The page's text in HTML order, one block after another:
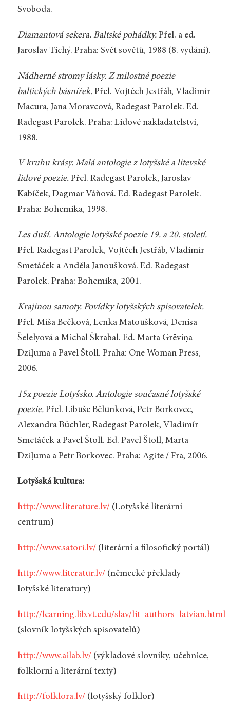
Svoboda.
Diamantová sekera. Baltské pohádky.Přel. a ed.
Jaroslav Tichý. Praha: Svět sovětů, 1988 (8. vydání).
Nádherné stromy lásky. Z milostné poezie
baltických básnířek.Přel. Vojtěch Jestřáb, Vladimír
Macura, Jana Moravcová, Radegast Parolek. Ed.
Radegast Parolek. Praha: Lidové nakladatelství,
1988.
V kruhu krásy. Malá antologie z lotyšské a litevské
lidové poezie.Přel. Radegast Parolek, Jaroslav
Kabíček, Dagmar Váňová. Ed. Radegast Parolek.
Praha: Bohemika, 1998.
Les duší. Antologie lotyšské poezie 19. a 20. století.
Přel. Radegast Parolek, Vojtěch Jestřáb, Vladimír
Smetáček a Anděla Janoušková. Ed. Radegast
Parolek. Praha: Bohemika, 2001.
Krajinou samoty. Povídky lotyšských spisovatelek.
Přel. Míša Bečková, Lenka Matoušková, Denisa
Šelelyová a Michal Škrabal. Ed. Marta Grēviņa-
Dziļuma a Pavel Štoll. Praha: One Woman Press,
2006.
15x poezie Lotyšsko. Antologie současné lotyšské
poezie.Přel. Libuše Bělunková, Petr Borkovec,
Alexandra Büchler, Radegast Parolek, Vladimír
Smetáček a Pavel Štoll. Ed. Pavel Štoll, Marta
Dziļuma a Petr Borkovec. Praha: Agite / Fra, 2006.
Lotyšská kultura:
http://www.literature.lv/ (Lotyšské literární
centrum)
http://www.satori.lv/ (literární a filosofický portál)
http://www.literatur.lv/ (německé překlady
lotyšské literatury)
http://learning.lib.vt.edu/slav/lit_authors_latvian.html
(slovník lotyšských spisovatelů)
http://www.ailab.lv/ (výkladové slovníky, učebnice,
folklorní a literární texty)
http://folklora.lv/ (lotyšský folklor)